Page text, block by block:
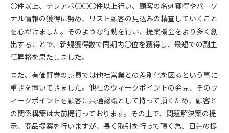
〇件以上、テレアポ〇〇〇件以上行い、顧客の名刺獲得やパーソ
ナル情報の獲得に努め、リスト顧客の見込みの精査していくこと
を心がけました。そのような行動を行い、提案機会をより多く創
出することで、新規獲得数で同期内〇位を獲得し、最短での副主
任昇格を果たしました。
また、有価証券の売買では他社営業との差別化を図るという事に
重きを置いてきました。他社のウィークポイントの発見、そのウ
ィークポイントを顧客に共通認識として持って頂くため、顧客と
の関係構築は大前提行っております。その上で、問題解決案の提
示、商品提案を行いますが、長く取引を行って頂く為、目先の提